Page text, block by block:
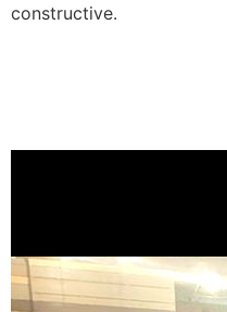
constructive.